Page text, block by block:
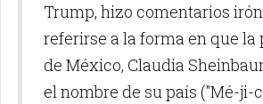
Trump, hizo comentarios
referirse a la forma en que la
de México, Claudia
el nombre de su país ("Mé-ji-